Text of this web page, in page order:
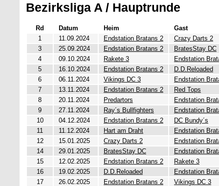
Bezirksliga A / Hauptrunde
Rd Datum Heim
Gast
1
11.09.2024 Endstation Bratans 2
Crazy Darts 2
3
25.09.2024 Endstation Bratans 2
BratesStay DC
4
09.10.2024 Rakete 3
Endstation
5
16.10.2024 Endstation Bratans 2
D.D.Reloaded
6
06.11.2024 Vikings DC 3
Endstation
7
13.11.2024 Endstation Bratans 2
Red Tops
8
20.11.2024 Predartors
Endstation
9
27.11.2024 Ray´s Bullfighters
Endstation
10
04.12.2024 Endstation Bratans 2
DC Bundy´s
11
11.12.2024 Hart am Draht
Endstation
12
15.01.2025 Crazy Darts 2
Endstation
14
29.01.2025 BratesStay DC
Endstation
15
12.02.2025 Endstation Bratans 2
Rakete 3
16
19.02.2025 D.D.Reloaded
Endstation
17
26.02.2025 Endstation Bratans 2
Vikings DC 3